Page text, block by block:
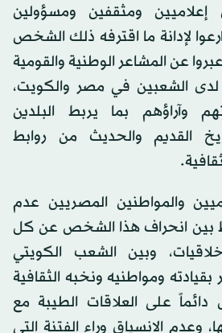
إعلاميين ومثقفين ومسؤولين
لإدانة ما اقترفه ذلك الشخص
عن المشاعر الوطنية والقومية
لدى الشعبين في مصر والكويت،
وآراؤهم بما يربط البلدين
القديم والحديث من روابط
والمواطنين المصريين عدم
بين انحراف هذا الشخص عن كل
وبين الشعب الكويتي
ومواطنيه ونخبه الثقافية
دائماً على العلاقات الطيبة مع
وعدم الانسياق وراء الفتنة التي